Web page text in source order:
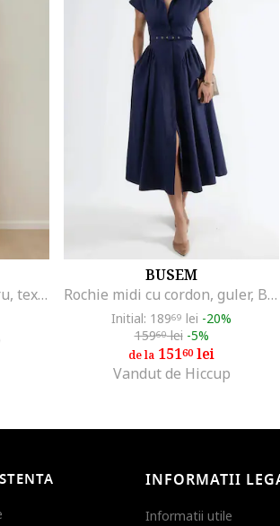
Rochie maxi, A-line, negru, textil
BUSEM
Rochie midi cu cordon, guler, Bleumarin
Initial: 18969 lei -20%
15960lei -5%
de la 15160lei
Vandut de Hiccup
INFORMATII
Informatii utile